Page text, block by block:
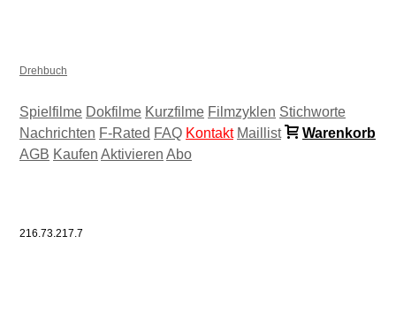
Drehbuch
Spielfilme Dokfilme Kurzfilme Filmzyklen Stichworte
Nachrichten F-Rated FAQ Kontakt Maillist
Warenkorb
AGB Kaufen Aktivieren Abo
216.73.217.7